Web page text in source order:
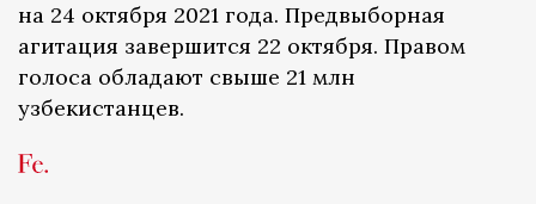
на 24 октября 2021 года. Предвыборная
агитация завершится 22 октября. Правом
голоса обладают свыше 21 млн
узбекистанцев.